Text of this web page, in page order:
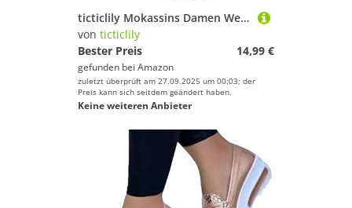
ticticlily Mokassins Damen Weiches Leder Halbschuhe rutschfest Loafers Slipper Flache Lauflernschuhe Bootsschuhe A Rot 37 EU
von ticticlily
Bester Preis
14,99 €
gefunden bei Amazon
zuletzt überprüft am 27.09.2025 um 00:03; der
Preis kann sich seitdem geändert haben.
Keine weiteren Anbieter